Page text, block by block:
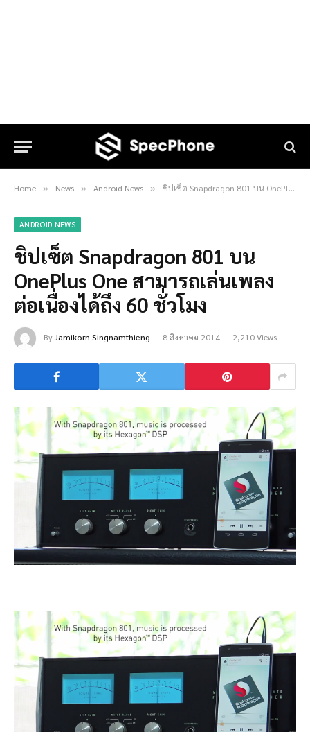
Home » News » Android News » ชิปเซ็ต Snapdragon 801 บน OnePlus One สามารถเล่นเพลงต่อเนื่องได้ถึง 60 ชั่วโมง
ANDROID NEWS
ชิปเซ็ต Snapdragon 801 บน
OnePlus One สามารถเล่นเพลง
ต่อเนื่องได้ถึง 60 ชั่วโมง
ByJamikorn Singnamthieng 8 สิงหาคม 2014 2,210 Views